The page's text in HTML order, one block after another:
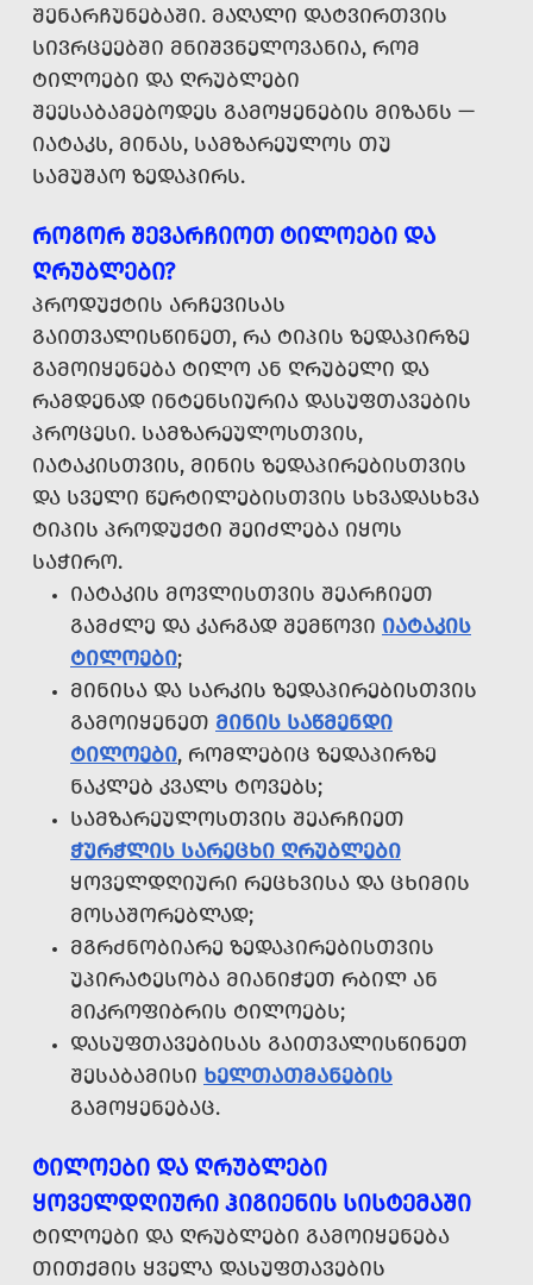
ᲨᲔᲜᲐᲠᲩᲣᲜᲔᲑᲐᲨᲘ. ᲛᲐᲦᲐᲚᲘ ᲓᲐᲢᲕᲘᲠᲗᲕᲘᲡ
ᲡᲘᲕᲠᲪᲔᲔᲑᲨᲘ ᲛᲜᲘᲨᲕᲜᲔᲚᲝᲕᲐᲜᲘᲐ, ᲠᲝᲛ
ᲢᲘᲚᲝᲔᲑᲘ ᲓᲐ ᲦᲠᲣᲑᲚᲔᲑᲘ
ᲨᲔᲔᲡᲐᲑᲐᲛᲔᲑᲝᲓᲔᲡ ᲒᲐᲛᲝᲧᲔᲜᲔᲑᲘᲡ ᲛᲘᲖᲐᲜᲡ —
ᲘᲐᲢᲐᲙᲡ, ᲛᲘᲜᲐᲡ, ᲡᲐᲛᲖᲐᲠᲔᲣᲚᲝᲡ ᲗᲣ
ᲡᲐᲛᲣᲨᲐᲝ ᲖᲔᲓᲐᲞᲘᲠᲡ.
ᲠᲝᲒᲝᲠ ᲨᲔᲕᲐᲠᲩᲘᲝᲗ ᲢᲘᲚᲝᲔᲑᲘ ᲓᲐ
ᲦᲠᲣᲑᲚᲔᲑᲘ?
ᲞᲠᲝᲓᲣᲥᲢᲘᲡ ᲐᲠᲩᲔᲕᲘᲡᲐᲡ
ᲒᲐᲘᲗᲕᲐᲚᲘᲡᲬᲘᲜᲔᲗ, ᲠᲐ ᲢᲘᲞᲘᲡ ᲖᲔᲓᲐᲞᲘᲠᲖᲔ
ᲒᲐᲛᲝᲘᲧᲔᲜᲔᲑᲐ ᲢᲘᲚᲝ ᲐᲜ ᲦᲠᲣᲑᲔᲚᲘ ᲓᲐ
ᲠᲐᲛᲓᲔᲜᲐᲓ ᲘᲜᲢᲔᲜᲡᲘᲣᲠᲘᲐ ᲓᲐᲡᲣᲤᲗᲐᲕᲔᲑᲘᲡ
ᲞᲠᲝᲪᲔᲡᲘ. ᲡᲐᲛᲖᲐᲠᲔᲣᲚᲝᲡᲗᲕᲘᲡ,
ᲘᲐᲢᲐᲙᲘᲡᲗᲕᲘᲡ, ᲛᲘᲜᲘᲡ ᲖᲔᲓᲐᲞᲘᲠᲔᲑᲘᲡᲗᲕᲘᲡ
ᲓᲐ ᲡᲕᲔᲚᲘ ᲬᲔᲠᲢᲘᲚᲔᲑᲘᲡᲗᲕᲘᲡ ᲡᲮᲕᲐᲓᲐᲡᲮᲕᲐ
ᲢᲘᲞᲘᲡ ᲞᲠᲝᲓᲣᲥᲢᲘ ᲨᲔᲘᲫᲚᲔᲑᲐ ᲘᲧᲝᲡ
ᲡᲐᲭᲘᲠᲝ.
ᲘᲐᲢᲐᲙᲘᲡ ᲛᲝᲕᲚᲘᲡᲗᲕᲘᲡ ᲨᲔᲐᲠᲩᲘᲔᲗ
ᲒᲐᲛᲫᲚᲔ ᲓᲐ ᲙᲐᲠᲒᲐᲓ ᲨᲔᲛᲬᲝᲕᲘ ᲘᲐᲢᲐᲙᲘᲡ
ᲢᲘᲚᲝᲔᲑᲘ;
ᲛᲘᲜᲘᲡᲐ ᲓᲐ ᲡᲐᲠᲙᲘᲡ ᲖᲔᲓᲐᲞᲘᲠᲔᲑᲘᲡᲗᲕᲘᲡ
ᲒᲐᲛᲝᲘᲧᲔᲜᲔᲗ ᲛᲘᲜᲘᲡ ᲡᲐᲬᲛᲔᲜᲓᲘ
ᲢᲘᲚᲝᲔᲑᲘ, ᲠᲝᲛᲚᲔᲑᲘᲪ ᲖᲔᲓᲐᲞᲘᲠᲖᲔ
ᲜᲐᲙᲚᲔᲑ ᲙᲕᲐᲚᲡ ᲢᲝᲕᲔᲑᲡ;
ᲡᲐᲛᲖᲐᲠᲔᲣᲚᲝᲡᲗᲕᲘᲡ ᲨᲔᲐᲠᲩᲘᲔᲗ
ᲭᲣᲠᲭᲚᲘᲡ ᲡᲐᲠᲔᲪᲮᲘ ᲦᲠᲣᲑᲚᲔᲑᲘ
ᲧᲝᲕᲔᲚᲓᲦᲘᲣᲠᲘ ᲠᲔᲪᲮᲕᲘᲡᲐ ᲓᲐ ᲪᲮᲘᲛᲘᲡ
ᲛᲝᲡᲐᲨᲝᲠᲔᲑᲚᲐᲓ;
ᲛᲒᲠᲫᲜᲝᲑᲘᲐᲠᲔ ᲖᲔᲓᲐᲞᲘᲠᲔᲑᲘᲡᲗᲕᲘᲡ
ᲣᲞᲘᲠᲐᲢᲔᲡᲝᲑᲐ ᲛᲘᲐᲜᲘᲭᲔᲗ ᲠᲑᲘᲚ ᲐᲜ
ᲛᲘᲙᲠᲝᲤᲘᲑᲠᲘᲡ ᲢᲘᲚᲝᲔᲑᲡ;
ᲓᲐᲡᲣᲤᲗᲐᲕᲔᲑᲘᲡᲐᲡ ᲒᲐᲘᲗᲕᲐᲚᲘᲡᲬᲘᲜᲔᲗ
ᲨᲔᲡᲐᲑᲐᲛᲘᲡᲘ ᲮᲔᲚᲗᲐᲗᲛᲐᲜᲔᲑᲘᲡ
ᲒᲐᲛᲝᲧᲔᲜᲔᲑᲐᲪ.
ᲢᲘᲚᲝᲔᲑᲘ ᲓᲐ ᲦᲠᲣᲑᲚᲔᲑᲘ
ᲧᲝᲕᲔᲚᲓᲦᲘᲣᲠᲘ ᲰᲘᲒᲘᲔᲜᲘᲡ ᲡᲘᲡᲢᲔᲛᲐᲨᲘ
ᲢᲘᲚᲝᲔᲑᲘ ᲓᲐ ᲦᲠᲣᲑᲚᲔᲑᲘ ᲒᲐᲛᲝᲘᲧᲔᲜᲔᲑᲐ
ᲗᲘᲗᲥᲛᲘᲡ ᲧᲕᲔᲚᲐ ᲓᲐᲡᲣᲤᲗᲐᲕᲔᲑᲘᲡ